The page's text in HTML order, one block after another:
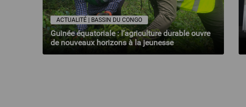
ACTUALITÉ | BASSIN DU CONGO
Guinée équatoriale : l’agriculture durable ouvre
de nouveaux horizons à la jeunesse